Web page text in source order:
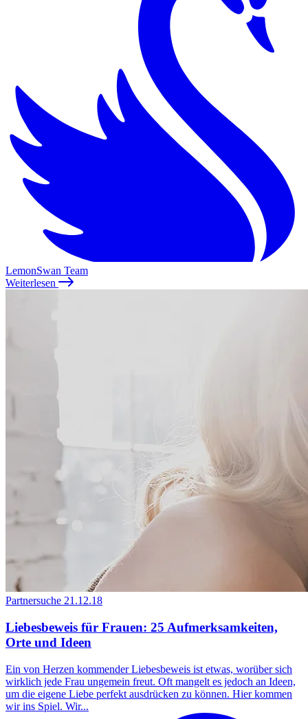
LemonSwan Team
Weiterlesen
Partnersuche 21.12.18
Liebesbeweis für Frauen: 25 Aufmerksamkeiten,
Orte und Ideen
Ein von Herzen kommender Liebesbeweis ist etwas, worüber sich
wirklich jede Frau ungemein freut. Oft mangelt es jedoch an Ideen,
um die eigene Liebe perfekt ausdrücken zu können. Hier kommen
wir ins Spiel. Wir...